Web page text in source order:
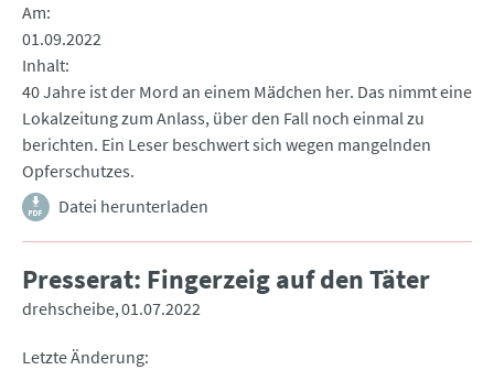
Am
01.09.2022
Inhalt
40 Jahre ist der Mord an einem Mädchen her. Das nimmt eine
Lokalzeitung zum Anlass, über den Fall noch einmal zu
berichten. Ein Leser beschwert sich wegen mangelnden
Opferschutzes.
Datei herunterladen
Presserat: Fingerzeig auf den Täter
drehscheibe 01.07.2022
Letzte Änderung